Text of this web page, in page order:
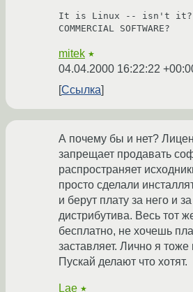
It is Linux -- isn't it?
COMMERCIAL SOFTWARE?
mitek ★
04.04.2000 16:22:22
Ссылка
А почему бы и нет?
запрещает продавать
распространяет
просто сделали
и берут плату за него и
дистрибутива. Весь тот
бесплатно, не хочешь
заставляет. Лично я
Пускай делают что хотят.
Lae ★